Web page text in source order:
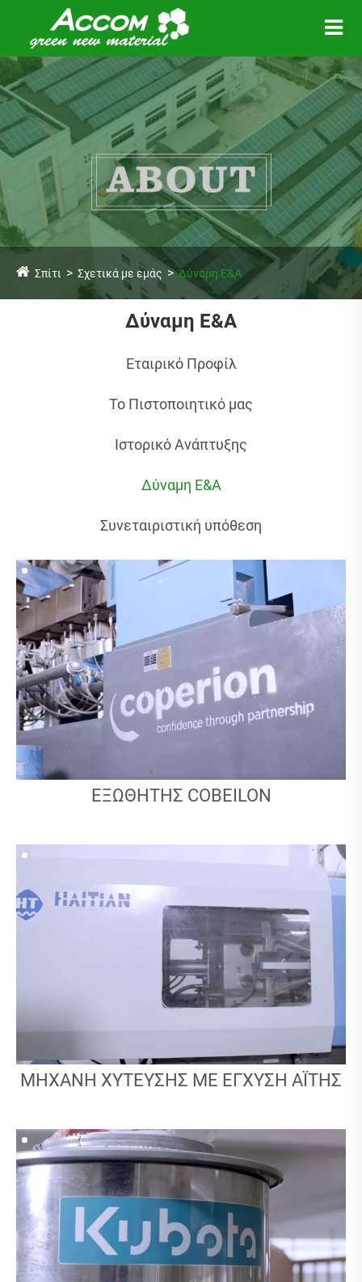
Σπίτι Σχετικά με εμάς Δύναμη Ε&Α
Δύναμη Ε&Α
Εταιρικό Προφίλ
Το Πιστοποιητικό μας
Ιστορικό Ανάπτυξης
Δύναμη Ε&Α
Συνεταιριστική υπόθεση
ΕΞΩΘΗΤΉΣ COBEILON
ΜΗΧΑΝΉ ΧΎΤΕΥΣΗΣ ΜΕ ΈΓΧΥΣΗ ΑΪΤΉΣ